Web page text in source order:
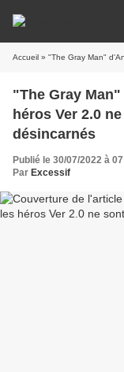
Accueil » "The Gray Man"
"The Gray
héros Ver 2.0
désincarnés
Publié le 30/07/2022 à
Par Excessif